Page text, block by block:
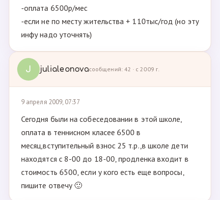
-оплата 6500р/мес
-если не по месту жительства + 110тыс/год (но эту
инфу надо уточнять)
J julialeonovaсообщений: 42 · с 2009 г.
9 апреля 2009, 07:37
Сегодня были на собеседовании в этой школе,
оплата в теннисном класее 6500 в
месяц,вступительный взнос 25 т.р.,в школе дети
находятся с 8-00 до 18-00, продленка входит в
стоимость 6500, если у кого есть еще вопросы,
пишите отвечу 🙂